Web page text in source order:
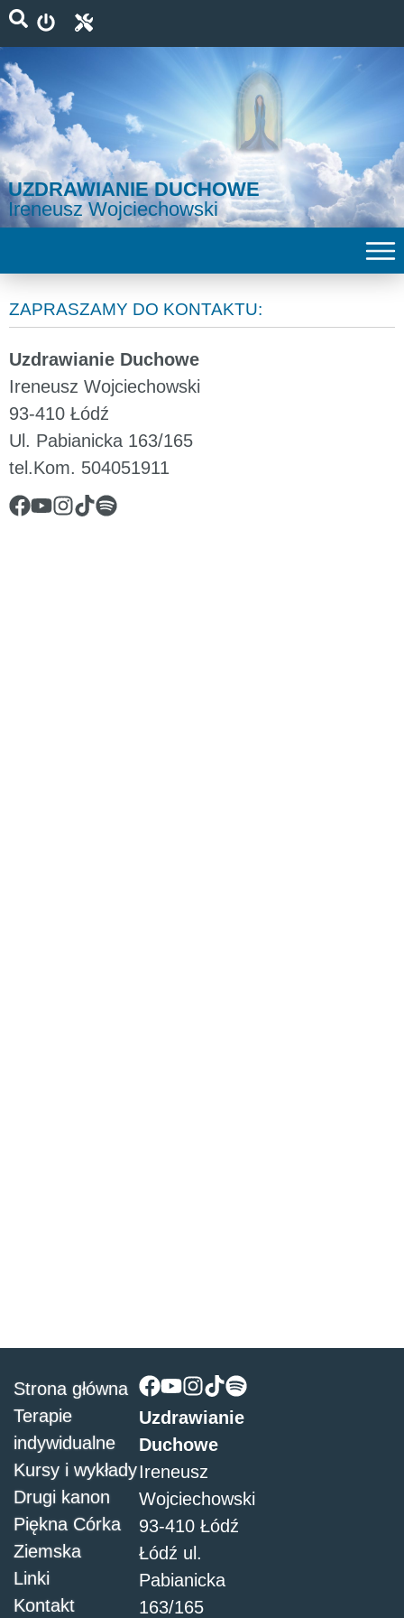
UZDRAWIANIE DUCHOWE
Ireneusz Wojciechowski
ZAPRASZAMY DO KONTAKTU:
Uzdrawianie Duchowe
Ireneusz Wojciechowski
93-410 Łódź
Ul. Pabianicka 163/165
tel.Kom. 504051911
Uzdrawianie
Duchowe
Ireneusz
Wojciechowski
93-410 Łódź
Łódź ul.
Pabianicka
163/165
Strona główna
Terapie
indywidualne
Kursy i wykłady
Drugi kanon
Piękna Córka
Ziemska
Linki
Kontakt